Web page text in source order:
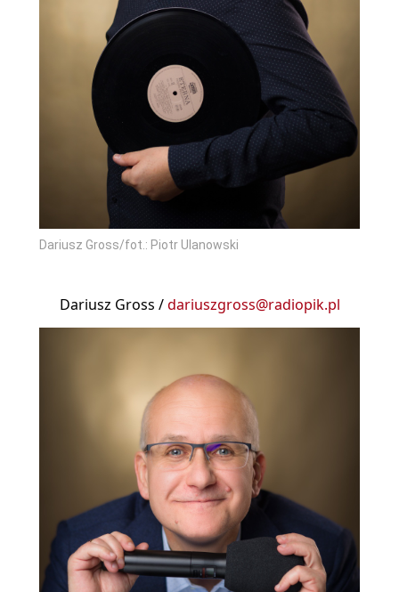
Dariusz Gross/fot.: Piotr Ulanowski
Dariusz Gross /dariuszgross@radiopik.pl